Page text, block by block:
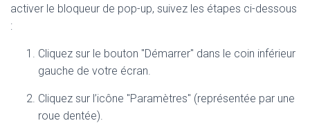
activer le bloqueur de pop-up, suivez les étapes ci-dessous
:
Cliquez sur le bouton "Démarrer" dans le coin inférieur
gauche de votre écran.
Cliquez sur l’icône "Paramètres" (représentée par une
roue dentée).